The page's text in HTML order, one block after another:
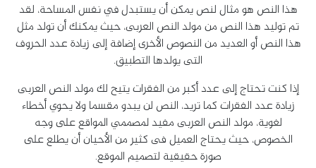
هذا النص هو مثال لنص يمكن أن يستبدل في نفس المساحة، لقد
تم توليد هذا النص من مولد النص العربى، حيث يمكنك أن تولد مثل
هذا النص أو العديد من النصوص الأخرى إضافة إلى زيادة عدد الحروف
التى يولدها التطبيق.
إذا كنت تحتاج إلى عدد أكبر من الفقرات يتيح لك مولد النص العربى
زيادة عدد الفقرات كما تريد، النص لن يبدو مقسما ولا يحوي أخطاء
لغوية، مولد النص العربى مفيد لمصممي المواقع على وجه
الخصوص، حيث يحتاج العميل فى كثير من الأحيان أن يطلع على
صورة حقيقية لتصميم الموقع.